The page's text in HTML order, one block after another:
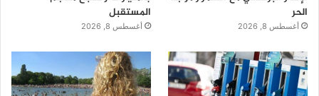
الحر
أغسطس 8, 2026
المستقبل
أغسطس 8, 2026